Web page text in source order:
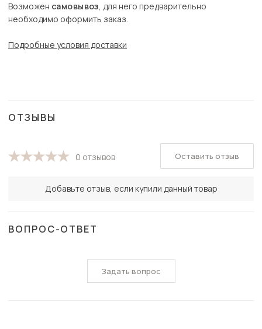
Возможен самовывоз, для него предварительно
необходимо оформить заказ.
Подробные условия доставки
ОТЗЫВЫ
0 отзывов
Добавьте отзыв, если купили данный товар
Оставить отзыв
ВОПРОС-ОТВЕТ
Задать вопрос